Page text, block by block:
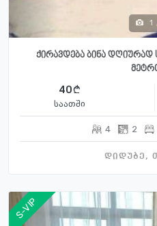
1
ქირავდება ბინა
40
საათში
4 2
დიდუბე,
S-VIP